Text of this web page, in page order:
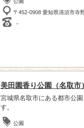
〒452-0908 愛知県清須市寺
－
美田園香り公園（名取市
宮城県名取市にある都市公
す。
公園